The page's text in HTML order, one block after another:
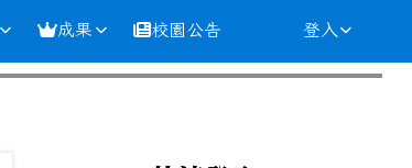
成果 校園公告 登入